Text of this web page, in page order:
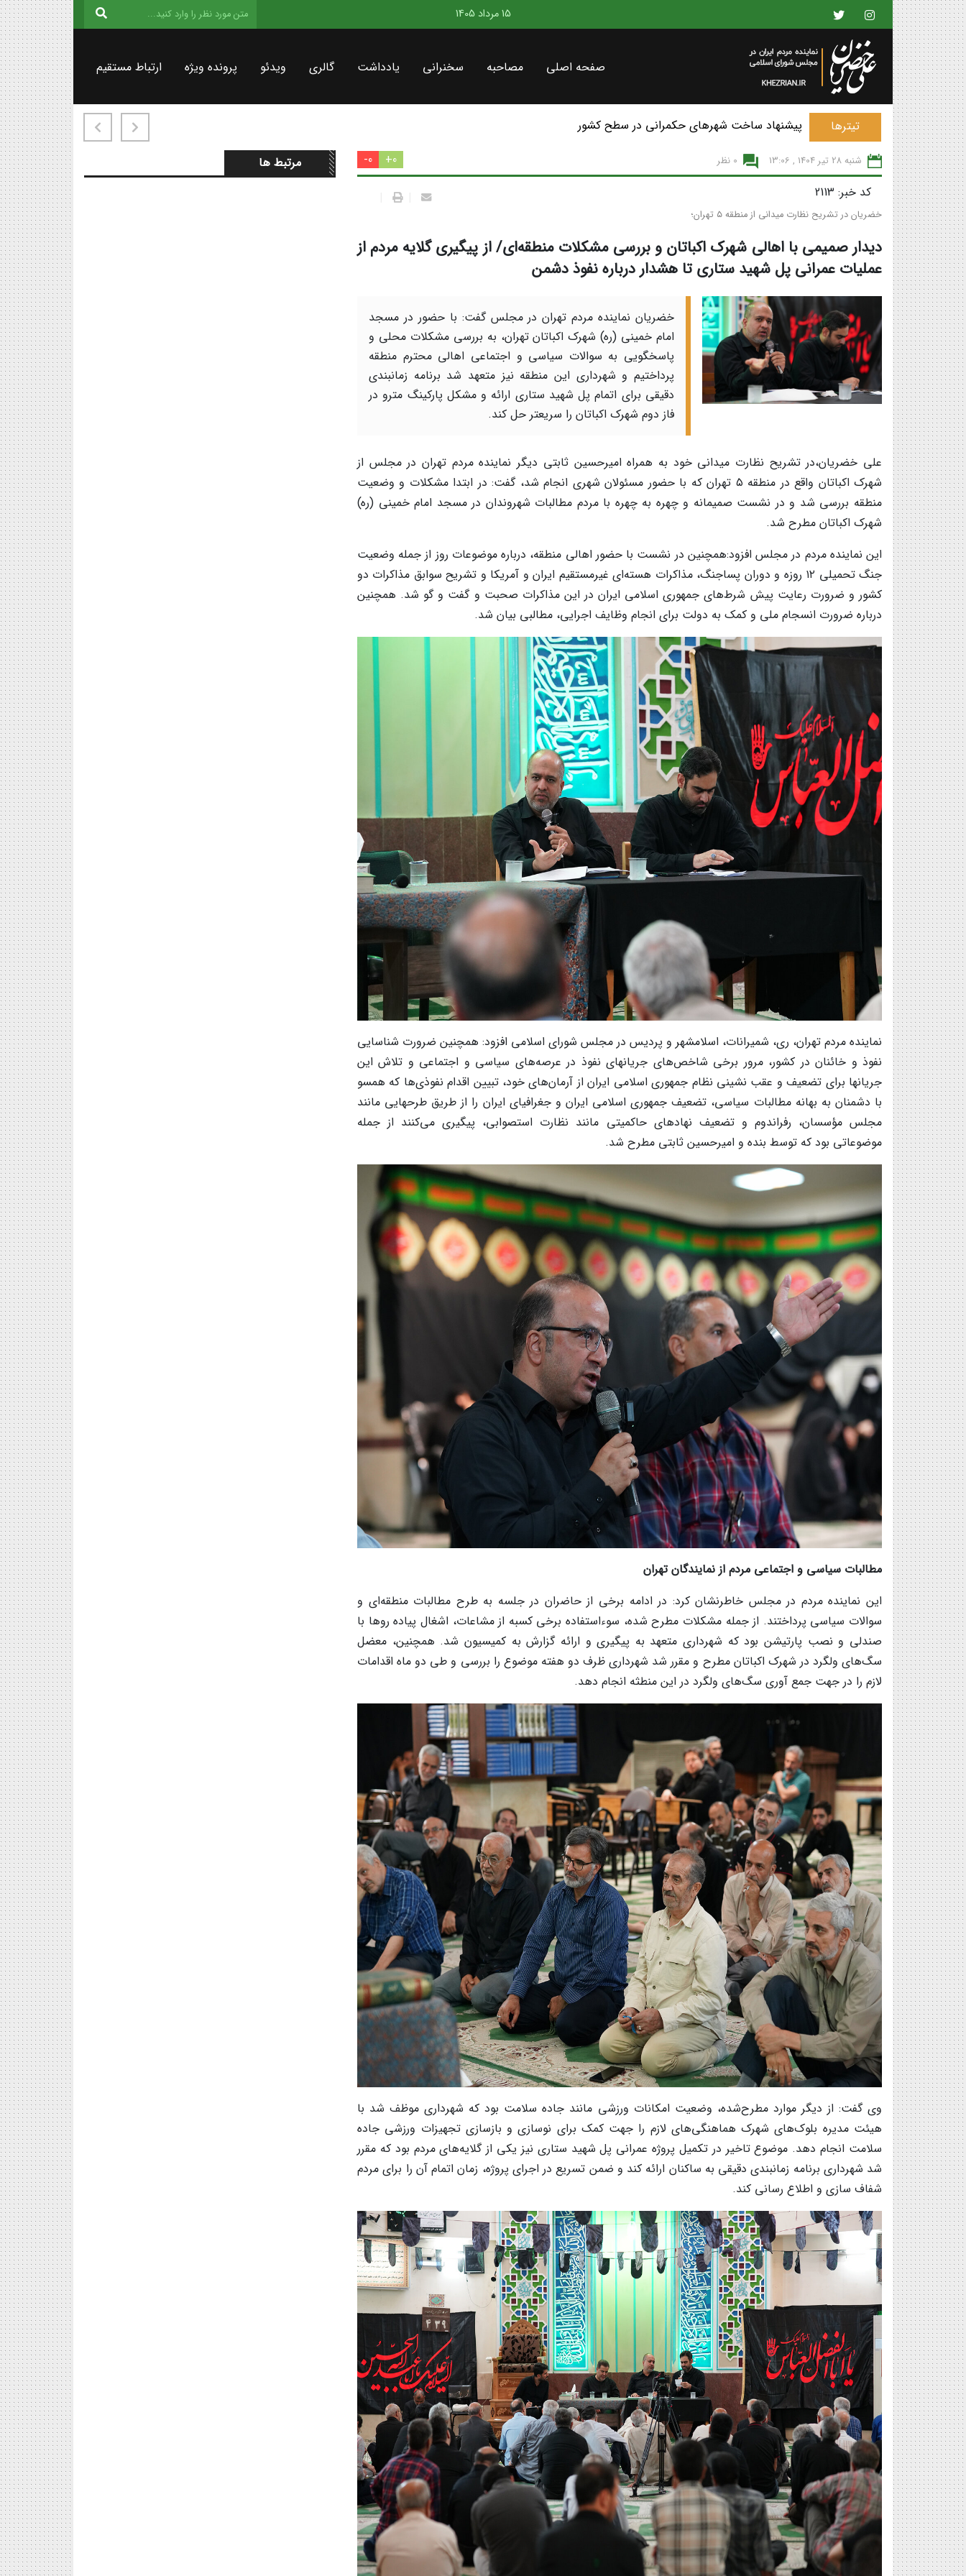
15 مرداد 1405
صفحه اصلی مصاحبه سخنرانی یادداشت گالری ویدئو پرونده ویژه ارتباط مستقیم
تیترها پیشنهاد ساخت شهرهای حکمرانی در سطح کشور
شنبه 28 تير 1404 , 13:06 0 نظر 0+
0-
کد خبر: 2113
خضریان در تشریح نظارت میدانی از منطقه ۵ تهران؛
دیدار صمیمی با اهالی شهرک اکباتان و بررسی مشکلات منطقه‌ای/ از پیگیری گلایه مردم از
عملیات عمرانی پل شهید ستاری تا هشدار درباره نفوذ دشمن
خضریان نماینده مردم تهران در مجلس گفت: با حضور در مسجد
امام خمینی (ره) شهرک اکباتان تهران، به بررسی مشکلات محلی و
پاسخگویی به سوالات سیاسی و اجتماعی اهالی محترم منطقه
پرداختیم و شهرداری این منطقه نیز متعهد شد برنامه زمانبندی
دقیقی برای اتمام پل شهید ستاری ارائه و مشکل پارکینگ مترو در
فاز دوم شهرک اکباتان را سریعتر حل کند.
علی خضریان،در تشریح نظارت میدانی خود به همراه امیرحسین ثابتی دیگر نماینده مردم تهران در مجلس از
شهرک اکباتان واقع در منطقه ۵ تهران که با حضور مسئولان شهری انجام شد، گفت: در ابتدا مشکلات و وضعیت
منطقه بررسی شد و در نشست صمیمانه و چهره به چهره با مردم مطالبات شهروندان در مسجد امام خمینی (ره)
شهرک اکباتان مطرح شد.
این نماینده مردم در مجلس افزود:همچنین در نشست با حضور اهالی منطقه، درباره موضوعات روز از جمله وضعیت
جنگ تحمیلی ۱۲ روزه و دوران پساجنگ، مذاکرات هسته‌ای غیرمستقیم ایران و آمریکا و تشریح سوابق مذاکرات دو
کشور و ضرورت رعایت پیش شرط‌های جمهوری اسلامی ایران در این مذاکرات صحبت و گفت و گو شد. همچنین
درباره ضرورت انسجام ملی و کمک به دولت برای انجام وظایف اجرایی، مطالبی بیان شد.
نماینده مردم تهران، ری، شمیرانات، اسلامشهر و پردیس در مجلس شورای اسلامی افزود: همچنین ضرورت شناسایی
نفوذ و خائنان در کشور، مرور برخی شاخص‌های جریانهای نفوذ در عرصه‌های سیاسی و اجتماعی و تلاش این
جریانها برای تضعیف و عقب نشینی نظام جمهوری اسلامی ایران از آرمان‌های خود، تبیین اقدام نفوذی‌ها که همسو
با دشمنان به بهانه مطالبات سیاسی، تضعیف جمهوری اسلامی ایران و جغرافیای ایران را از طریق طرحهایی مانند
مجلس مؤسسان، رفراندوم و تضعیف نهادهای حاکمیتی مانند نظارت استصوابی، پیگیری می‌کنند از جمله
موضوعاتی بود که توسط بنده و امیرحسین ثابتی مطرح شد.
مطالبات سیاسی و اجتماعی مردم از نمایندگان تهران
این نماینده مردم در مجلس خاطرنشان کرد: در ادامه برخی از حاضران در جلسه به طرح مطالبات منطقه‌ای و
سوالات سیاسی پرداختند. از جمله مشکلات مطرح شده، سوءاستفاده برخی کسبه از مشاعات، اشغال پیاده روها با
صندلی و نصب پارتیشن بود که شهرداری متعهد به پیگیری و ارائه گزارش به کمیسیون شد. همچنین، معضل
سگ‌‎های ولگرد در شهرک اکباتان مطرح و مقرر شد شهرداری ظرف دو هفته موضوع را بررسی و طی دو ماه اقدامات
لازم را در جهت جمع آوری سگ‌های ولگرد در این منطثه انجام دهد.
وی گفت: از دیگر موارد مطرح‌شده، وضعیت امکانات ورزشی مانند جاده سلامت بود که شهرداری موظف شد با
هیئت مدیره بلوک‌های شهرک هماهنگی‌های لازم را جهت کمک برای نوسازی و بازسازی تجهیزات ورزشی جاده
سلامت انجام دهد. موضوع تاخیر در تکمیل پروژه عمرانی پل شهید ستاری نیز یکی از گلایه‌های مردم بود که مقرر
شد شهرداری برنامه زمانبندی دقیقی به ساکنان ارائه کند و ضمن تسریع در اجرای پروژه، زمان اتمام آن را برای مردم
شفاف سازی و اطلاع رسانی کند.
مرتبط ها